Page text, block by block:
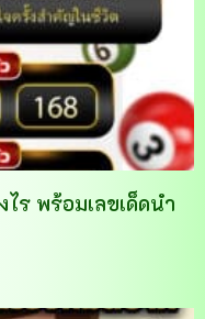
ร พร้อมเลขเด็ดนำ